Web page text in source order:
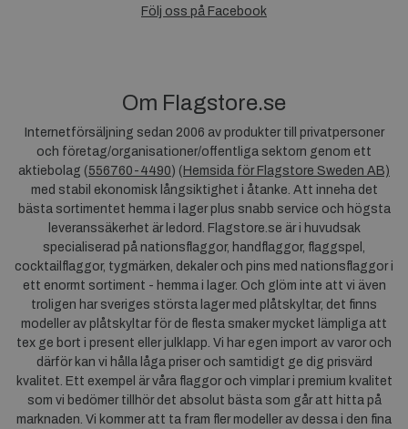
Följ oss på Facebook
Om Flagstore.se
Internetförsäljning sedan 2006 av produkter till privatpersoner
och företag/organisationer/offentliga sektorn genom ett
aktiebolag (556760-4490) ( Hemsida för Flagstore Sweden AB)
med stabil ekonomisk långsiktighet i åtanke. Att inneha det
bästa sortimentet hemma i lager plus snabb service och högsta
leveranssäkerhet är ledord. Flagstore.se är i huvudsak
specialiserad på nationsflaggor, handflaggor, flaggspel,
cocktailflaggor, tygmärken, dekaler och pins med nationsflaggor i
ett enormt sortiment - hemma i lager. Och glöm inte att vi även
troligen har sveriges största lager med plåtskyltar, det finns
modeller av plåtskyltar för de flesta smaker mycket lämpliga att
tex ge bort i present eller julklapp. Vi har egen import av varor och
därför kan vi hålla låga priser och samtidigt ge dig prisvärd
kvalitet. Ett exempel är våra flaggor och vimplar i premium kvalitet
som vi bedömer tillhör det absolut bästa som går att hitta på
marknaden. Vi kommer att ta fram fler modeller av dessa i den fina